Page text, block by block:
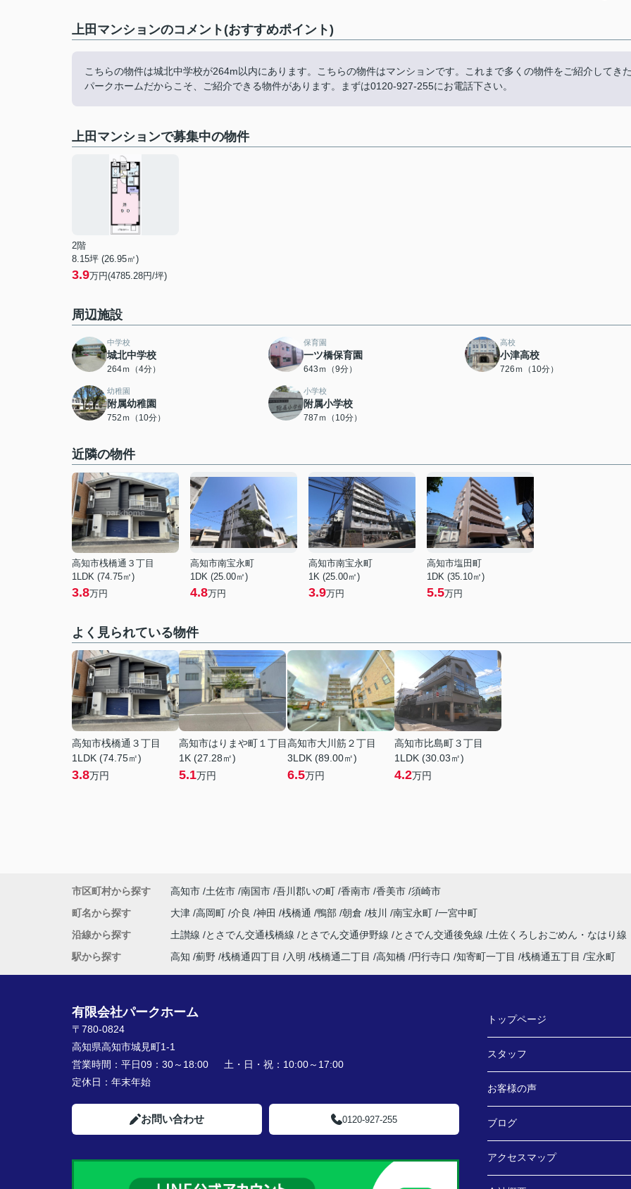
上田マンションのコメント(おすすめポイント)
こちらの物件は城北中学校が264m以内にあります。こちらの物件はマンションです。これまで多くの物件をご紹介してきた
パークホームだからこそ、ご紹介できる物件があります。まずは0120-927-255にお電話下さい。
上田マンションで募集中の物件
2階
8.15坪 (26.95㎡)
3.9万円(4785.28円/坪)
周辺施設
中学校
城北中学校
264ｍ（4分）
保育園
一ツ橋保育園
643ｍ（9分）
高校
小津高校
726ｍ（10分）
幼稚園
附属幼稚園
752ｍ（10分）
小学校
附属小学校
787ｍ（10分）
近隣の物件
高知市桟橋通３丁目
1LDK (74.75㎡)
3.8万円
高知市南宝永町
1DK (25.00㎡)
4.8万円
高知市南宝永町
1K (25.00㎡)
3.9万円
高知市塩田町
1DK (35.10㎡)
5.5万円
よく見られている物件
高知市桟橋通３丁目
1LDK (74.75㎡)
3.8万円
高知市はりまや町１丁目
1K (27.28㎡)
5.1万円
高知市大川筋２丁目
3LDK (89.00㎡)
6.5万円
高知市比島町３丁目
1LDK (30.03㎡)
4.2万円
市区町村から探す 高知市 土佐市 南国市 吾川郡いの町 香南市 香美市 須崎市
町名から探す
大津 高岡町 介良 神田 桟橋通 鴨部 朝倉 枝川 南宝永町 一宮中町
沿線から探す
土讃線 とさでん交通桟橋線 とさでん交通伊野線 とさでん交通後免線
土佐くろしおごめん・なはり線
駅から探す
高知 薊野 桟橋通四丁目 入明 桟橋通二丁目 高知橋 円行寺口 知寄町一丁目 桟橋通五丁目 宝永町
有限会社パークホーム
〒780-0824
高知県高知市城見町1-1
営業時間： 平日09：30～18:00 土・日・祝：10:00～17:00
定休日： 年末年始
お問い合わせ 0120-927-255
トップページ
スタッフ
お客様の声
ブログ
アクセスマップ